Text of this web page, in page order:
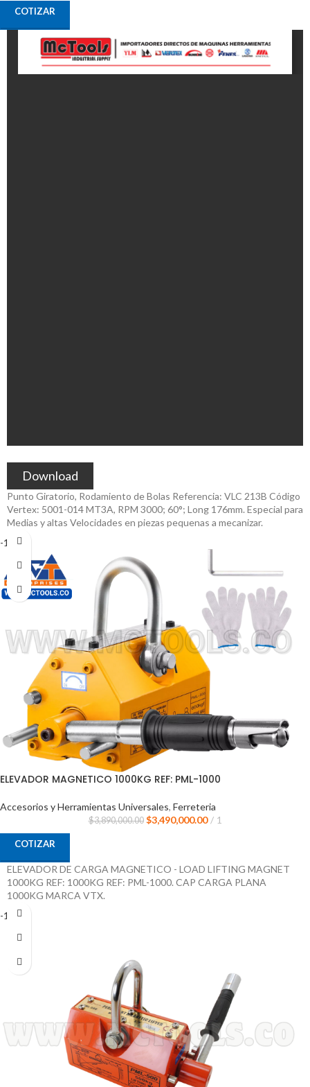
COTIZAR
Download
Punto Giratorio, Rodamiento de Bolas Referencia: VLC 213B Código
Vertex: 5001-014 MT3A, RPM 3000; 60°; Long 176mm. Especial para
Medias y altas Velocidades en piezas pequenas a mecanizar.
-10%
ELEVADOR MAGNETICO 1000KG REF: PML-1000
Accesorios y Herramientas Universales, Ferreteria
$3,890,000.00 $3,490,000.00 1
COTIZAR
ELEVADOR DE CARGA MAGNETICO - LOAD LIFTING MAGNET
1000KG REF: 1000KG REF: PML-1000. CAP CARGA PLANA
1000KG MARCA VTX.
-17%